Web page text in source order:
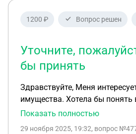
1200 ₽ Вопрос решен
Уточните,
бы принять
Здравствуйте, Меня
имущества. Хотела бы понять возможную стратегию и вашу оценку ситуации. Пока изучаю варианты, поэтому ищу короткую первичную консультацию без
предоплаты, чтобы принять решение, с кем работать. Уточните, пожалуйста, возможен
Показать полностью
29 ноября 2025, 19:32, вопрос